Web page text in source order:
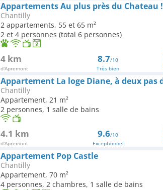
Appartements Au plus près du Chateau !
Chantilly
2 appartements, 55 et 65 m²
2 et 4 personnes (total 6 personnes)
4 km
d'Apremont
8.7/10
Très bien
Chantilly
Appartement, 21 m²
2 personnes, 1 salle de bains
4.1 km
d'Apremont
9.6/10
Exceptionnel
Appartement Pop Castle
Chantilly
Appartement, 70 m²
4 personnes, 2 chambres, 1 salle de bains